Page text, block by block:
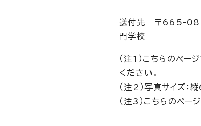
送付先 〒665-
門学校
（注1）こちらのペー
ください。
（注2）写真サイズ
（注3）こちらのペー